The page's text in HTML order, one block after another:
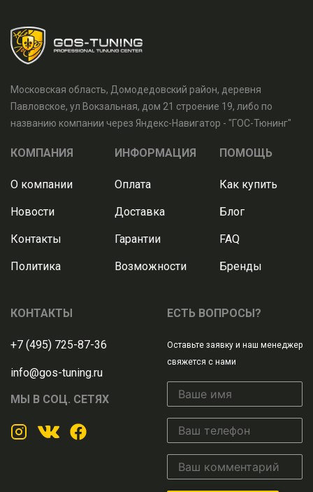
Московская область, Домодедовский район, деревня
Павловское, ул Вокзальная, дом 21 строение 19, либо по
названию компании через Яндекс-Навигатор - "ГОС-Тюнинг"
КОМПАНИЯ
О компании
Новости
Контакты
Политика
ИНФОРМАЦИЯ
Оплата
Доставка
Гарантии
Возможности
ПОМОЩЬ
Как купить
Блог
FAQ
Бренды
КОНТАКТЫ
+7 (495) 725-87-36
info@gos-tuning.ru
МЫ В СОЦ. СЕТЯХ
ЕСТЬ ВОПРОСЫ?
Оставьте заявку и наш менеджер
свяжется с нами